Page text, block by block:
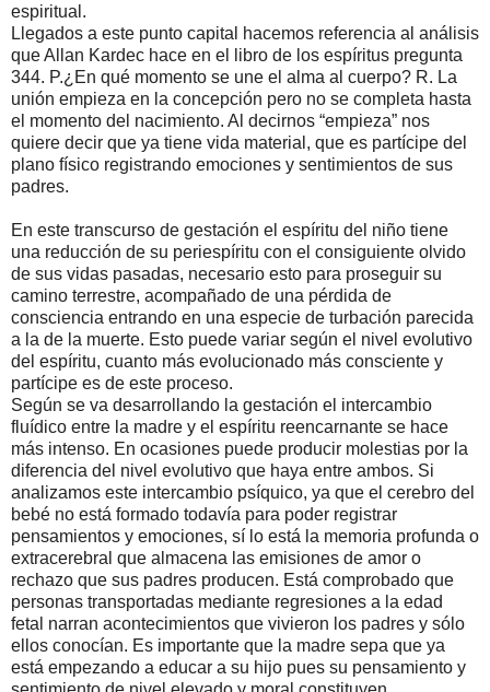
espiritual.
Llegados a este punto capital hacemos referencia al análisis
que Allan Kardec hace en el libro de los espíritus pregunta
344. P.¿En qué momento se une el alma al cuerpo? R. La
unión empieza en la concepción pero no se completa hasta
el momento del nacimiento. Al decirnos “empieza” nos
quiere decir que ya tiene vida material, que es partícipe del
plano físico registrando emociones y sentimientos de sus
padres.
En este transcurso de gestación el espíritu del niño tiene
una reducción de su periespíritu con el consiguiente olvido
de sus vidas pasadas, necesario esto para proseguir su
camino terrestre, acompañado de una pérdida de
consciencia entrando en una especie de turbación parecida
a la de la muerte. Esto puede variar según el nivel evolutivo
del espíritu, cuanto más evolucionado más consciente y
partícipe es de este proceso.
Según se va desarrollando la gestación el intercambio
fluídico entre la madre y el espíritu reencarnante se hace
más intenso. En ocasiones puede producir molestias por la
diferencia del nivel evolutivo que haya entre ambos. Si
analizamos este intercambio psíquico, ya que el cerebro del
bebé no está formado todavía para poder registrar
pensamientos y emociones, sí lo está la memoria profunda o
extracerebral que almacena las emisiones de amor o
rechazo que sus padres producen. Está comprobado que
personas transportadas mediante regresiones a la edad
fetal narran acontecimientos que vivieron los padres y sólo
ellos conocían. Es importante que la madre sepa que ya
está empezando a educar a su hijo pues su pensamiento y